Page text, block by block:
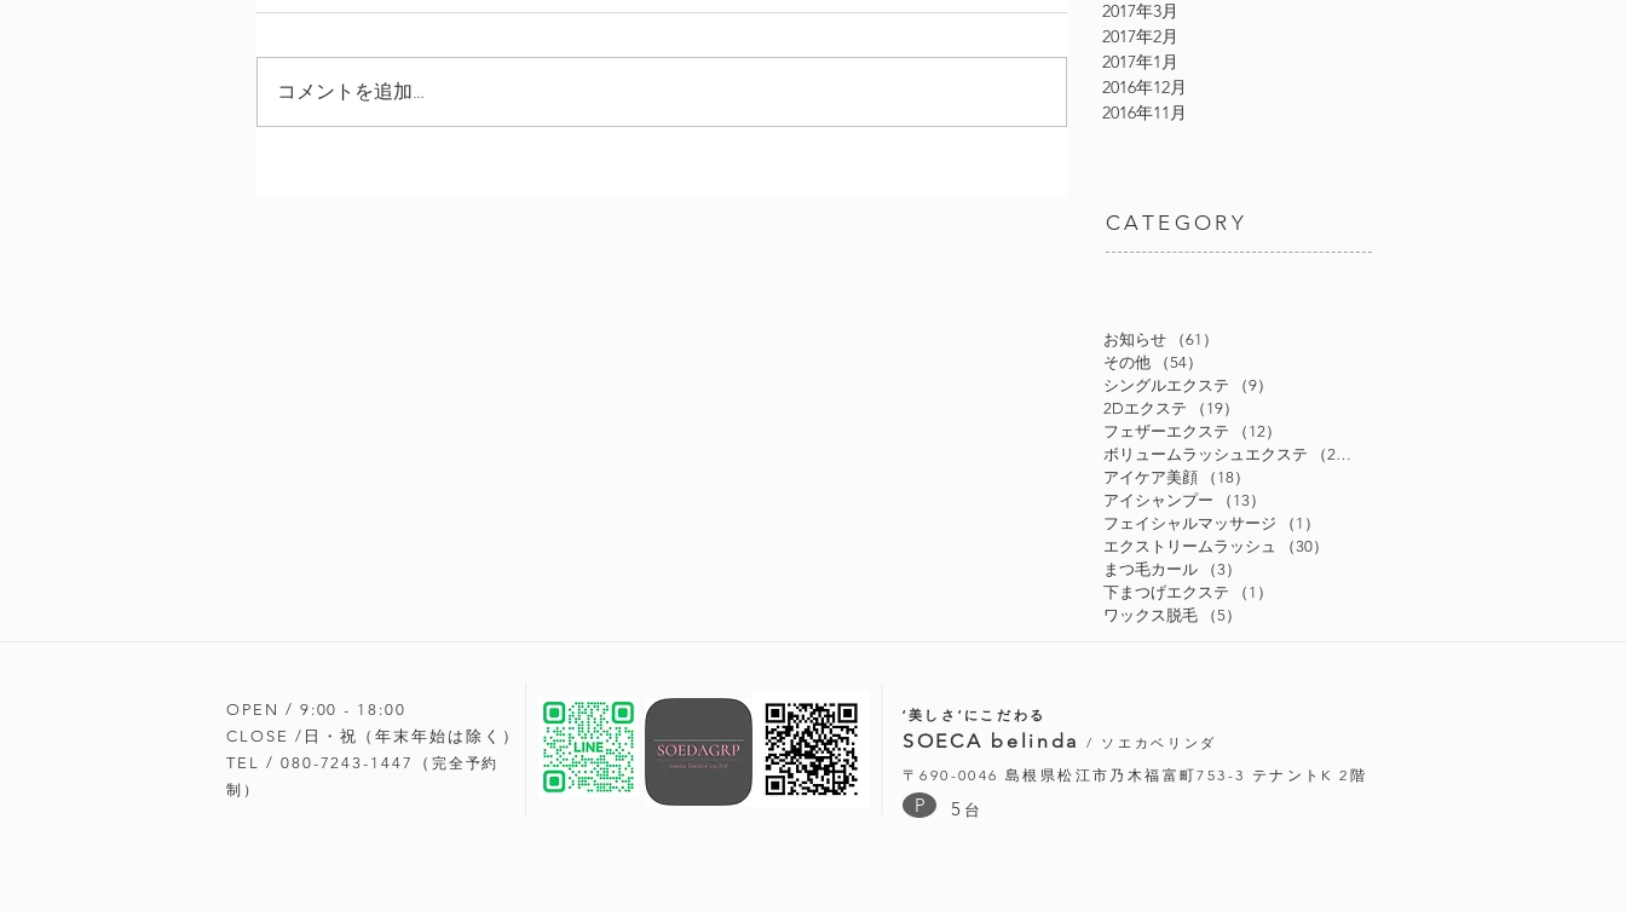
コメントを追加…
2017年3月
2017年2月
2017年1月
2016年12月
2016年11月
CATEGORY
お知らせ （61）
その他
（54）
シングルエクステ
（9）
2Dエクステ
（19）
フェザーエクステ
（12）
ボリュームラッシュエクステ
（24）
アイケア美顔
（18）
アイシャンプー
（13）
フェイシャルマッサージ
（1）
エクストリームラッシュ
（30）
まつ毛カール
（3）
下まつげエクステ
（1）
ワックス脱毛
（5）
OPEN / 9:00 - 18 :00
CLOSE /日・祝（年末年始は除く）
TEL / 080-7243-1447（ 完全予約
制）
‘美しさ‘にこだわる
SOECA belinda / ソエカベリンダ
〒690-0046 島根県松江市乃木福富町753-3 テナントK 2階
P 5 台